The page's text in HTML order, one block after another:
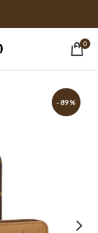
0
-89%